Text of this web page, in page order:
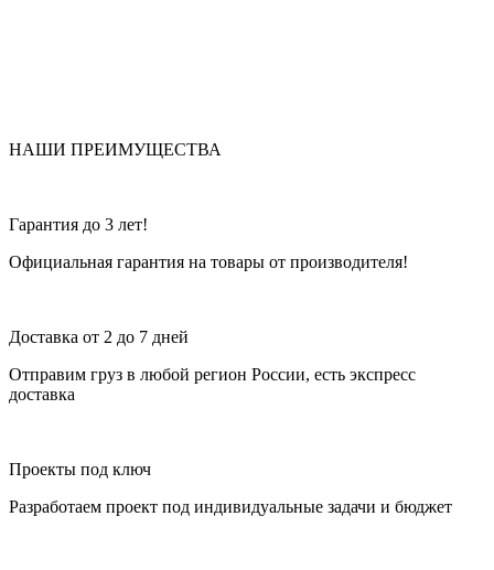
НАШИ ПРЕИМУЩЕСТВА
Гарантия до 3 лет!
Официальная гарантия на товары от производителя!
Доставка от 2 до 7 дней
Отправим груз в любой регион России, есть экспресс
доставка
Проекты под ключ
Разработаем проект под индивидуальные задачи и бюджет